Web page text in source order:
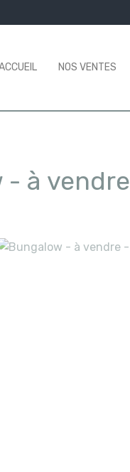
NOS VENTES
- à vendre